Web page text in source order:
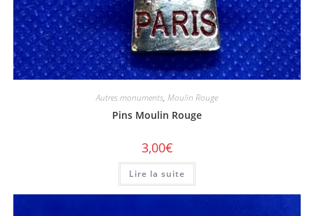
Autres monuments, Moulin Rouge
Pins Moulin Rouge
3,00€
Lire la suite